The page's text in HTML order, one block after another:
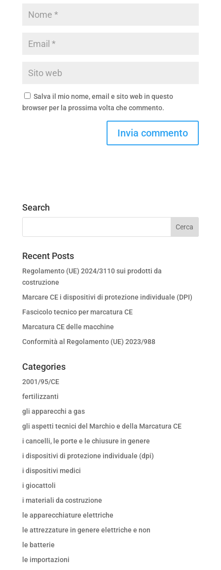
Salva il mio nome, email e sito web in questo
browser per la prossima volta che commento.
Search
Recent Posts
Regolamento (UE) 2024/3110 sui prodotti da
costruzione
Marcare CE i dispositivi di protezione individuale (DPI)
Fascicolo tecnico per marcatura CE
Marcatura CE delle macchine
Conformità al Regolamento (UE) 2023/988
Categories
2001/95/CE
fertilizzanti
gli apparecchi a gas
gli aspetti tecnici del Marchio e della Marcatura CE
i cancelli, le porte e le chiusure in genere
i dispositivi di protezione individuale (dpi)
i dispositivi medici
i giocattoli
i materiali da costruzione
le apparecchiature elettriche
le attrezzature in genere elettriche e non
le batterie
le importazioni